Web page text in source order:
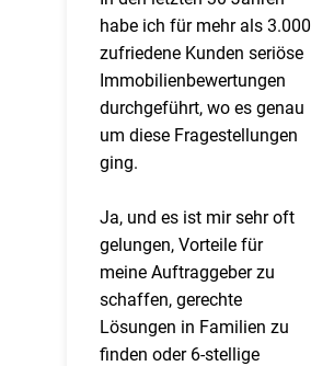
habe ich für mehr als 3.000
zufriedene Kunden seriöse
Immobilienbewertungen
durchgeführt, wo es genau
um diese Fragestellungen
ging.
Ja, und es ist mir sehr oft
gelungen, Vorteile für
meine Auftraggeber zu
schaffen, gerechte
Lösungen in Familien zu
finden oder 6-stellige